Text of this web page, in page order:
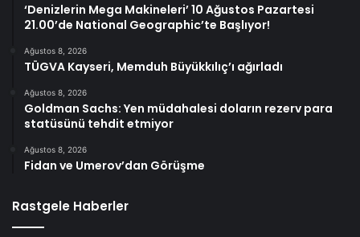
‘Denizlerin Mega Makineleri’ 10 Ağustos Pazartesi
21.00’de National Geographic’te Başlıyor!
Ağustos 8, 2026
TÜGVA Kayseri, Memduh Büyükkılıç’ı ağırladı
Ağustos 8, 2026
Goldman Sachs: Yen müdahalesi doların rezerv para
statüsünü tehdit etmiyor
Ağustos 8, 2026
Fidan ve Umerov’dan Görüşme
Rastgele Haberler